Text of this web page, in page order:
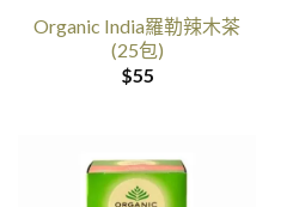
Organic India羅勒辣木茶
(25包)
$55